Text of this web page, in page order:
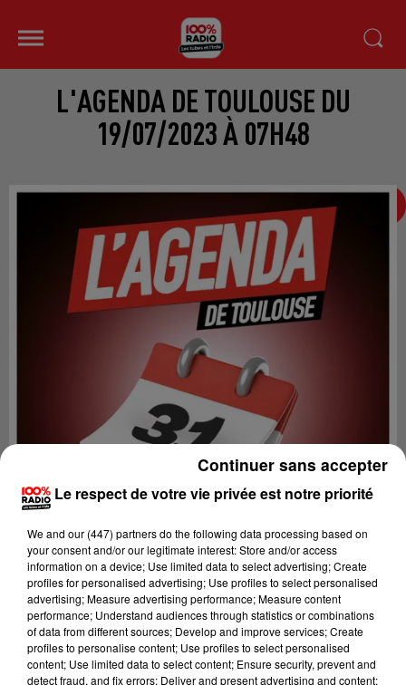
L'AGENDA DE TOULOUSE DU
19/07/2023 À 07H48
Lecture (1 min 16 sec)
Le respect de votre vie privée est notre priorité
We and our (447) partnersdo the following data processing based on
your consent and/or our legitimate interest: Store and/or access
information on a device; Use limited data to select advertising; Create
profiles for personalised advertising; Use profiles to select personalised
advertising; Measure advertising performance; Measure content
performance; Understand audiences through statistics or combinations
of data from different sources; Develop and improve services; Create
profiles to personalise content; Use profiles to select personalised
content; Use limited data to select content; Ensure security, prevent and
detect fraud, and fix errors; Deliver and present advertising and content;
Continuer sans accepter